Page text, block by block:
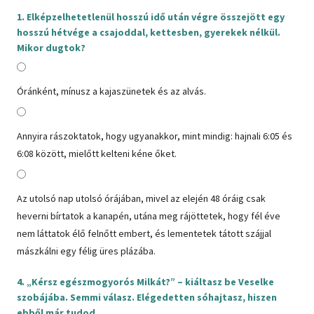
1. Elképzelhetetlenül hosszú idő után végre összejött egy
hosszú hétvége a csajoddal, kettesben, gyerekek nélkül.
Mikor dugtok?
Óránként, mínusz a kajaszünetek és az alvás.
Annyira rászoktatok, hogy ugyanakkor, mint mindig: hajnali 6:05 és
6:08 között, mielőtt kelteni kéne őket.
Az utolsó nap utolsó órájában, mivel az elején 48 óráig csak
heverni bírtatok a kanapén, utána meg rájöttetek, hogy fél éve
nem láttatok élő felnőtt embert, és lementetek tátott szájjal
mászkálni egy félig üres plázába.
4. „Kérsz egészmogyorós Milkát?” – kiáltasz be Veselke
szobájába. Semmi válasz. Elégedetten sóhajtasz, hiszen